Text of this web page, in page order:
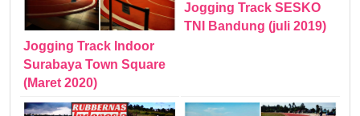
Jogging Track Indoor
Surabaya Town Square
(Maret 2020)
Jogging Track SESKO
TNI Bandung (juli 2019)